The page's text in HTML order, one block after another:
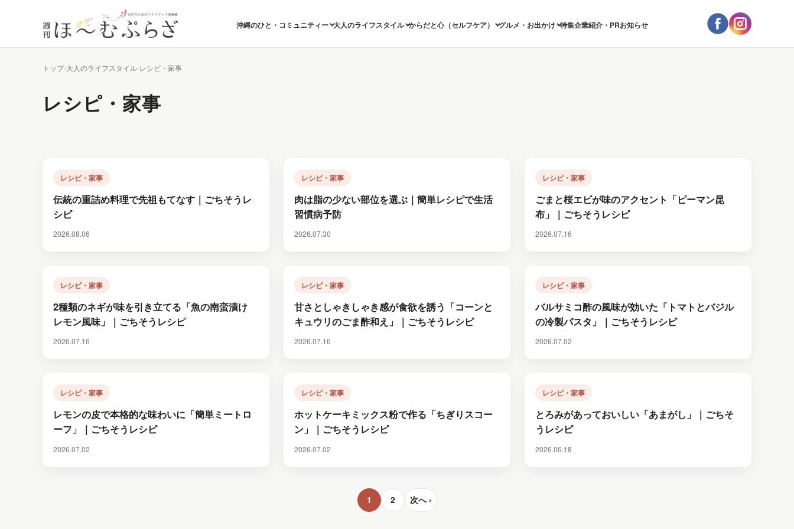
沖縄のひと・コミュニティー 大人のライフスタイル からだと心（セルフケア） グルメ・お出かけ 特集企業紹介・PRお知らせ
トップ 大人のライフスタイル レシピ・家事
レシピ・家事
レシピ・家事
伝統の重詰め料理で先祖もてなす｜ごちそうレ
シピ
2026.08.06
レシピ・家事
肉は脂の少ない部位を選ぶ｜簡単レシピで生活
習慣病予防
2026.07.30
レシピ・家事
ごまと桜エビが味のアクセント「ピーマン昆
布」｜ごちそうレシピ
2026.07.16
レシピ・家事
2種類のネギが味を引き立てる「魚の南蛮漬け
レモン風味」｜ごちそうレシピ
2026.07.16
レシピ・家事
甘さとしゃきしゃき感が食欲を誘う「コーンと
キュウリのごま酢和え」｜ごちそうレシピ
2026.07.16
レシピ・家事
バルサミコ酢の風味が効いた「トマトとバジル
の冷製パスタ」｜ごちそうレシピ
2026.07.02
レシピ・家事
レモンの皮で本格的な味わいに「簡単ミートロ
ーフ」｜ごちそうレシピ
2026.07.02
レシピ・家事
ホットケーキミックス粉で作る「ちぎりスコー
ン」｜ごちそうレシピ
2026.07.02
レシピ・家事
とろみがあっておいしい「あまがし」｜ごちそ
うレシピ
2026.06.18
1 2 次へ ›